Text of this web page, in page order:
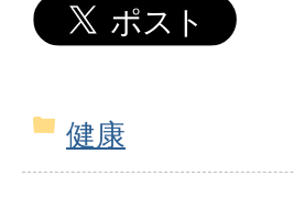
健康